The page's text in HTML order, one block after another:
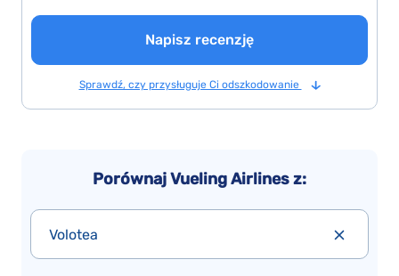
Napisz recenzję
Sprawdź, czy przysługuje Ci odszkodowanie
Porównaj Vueling Airlines z:
Volotea